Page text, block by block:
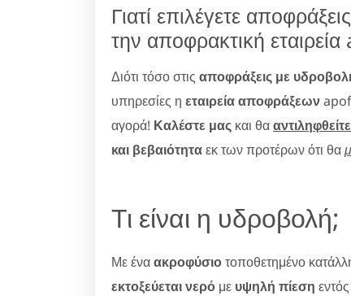
Γιατί επιλέγετε
την αποφρακτική
Διότι τόσο στις αποφράξεις με
υπηρεσίες η εταιρεία αποφράξεων
αγορά! Καλέστε μας και θααντιληφθείτε
και βεβαιότηταεκ των προτέρων ότι θα
Τι είναι η υδροβολή;
Με έναακροφύσιοτοποθετημένο
εκτοξεύεται νερό με υψηλή πίεση